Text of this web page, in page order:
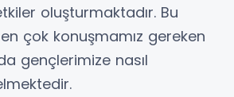
oluşturmaktadır. Bu
çok konuşmamız gereken
gençlerimize nasıl